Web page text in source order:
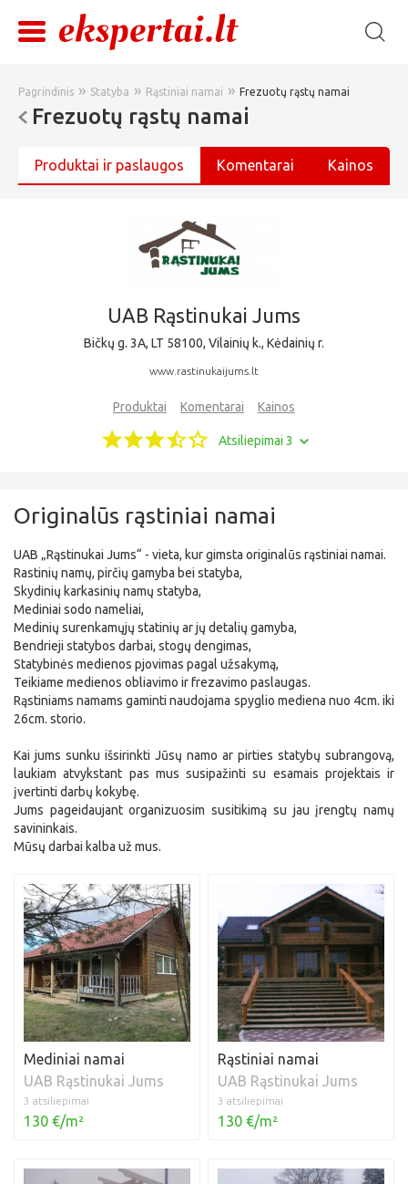
Pagrindinis » Statyba » Rąstiniai namai » Frezuotų rąstų namai
Frezuotų rąstų namai
Produktai ir paslaugos Komentarai Kainos
UAB Rąstinukai Jums
Bičkų g. 3A, LT 58100, Vilainių k., Kėdainių r.
www.rastinukaijums.lt
Produktai Komentarai Kainos
Atsiliepimai 3
Originalūs rąstiniai namai
UAB „Rąstinukai Jums“ - vieta, kur gimsta originalūs rąstiniai namai.
Rastinių namų, pirčių gamyba bei statyba,
Skydinių karkasinių namų statyba,
Mediniai sodo nameliai,
Medinių surenkamųjų statinių ar jų detalių gamyba,
Bendrieji statybos darbai, stogų dengimas,
Statybinės medienos pjovimas pagal užsakymą,
Teikiame medienos obliavimo ir frezavimo paslaugas.
Rąstiniams namams gaminti naudojama spyglio mediena nuo 4cm. iki
26cm. storio.
Kai jums sunku išsirinkti Jūsų namo ar pirties statybų subrangovą,
laukiam atvykstant pas mus susipažinti su esamais projektais ir
įvertinti darbų kokybę.
Jums pageidaujant organizuosim susitikimą su jau įrengtų namų
savininkais.
Mūsų darbai kalba už mus.
Mediniai namai
UAB Rąstinukai Jums
3 atsiliepimai
130 €/m²
Rąstiniai namai
UAB Rąstinukai Jums
3 atsiliepimai
130 €/m²